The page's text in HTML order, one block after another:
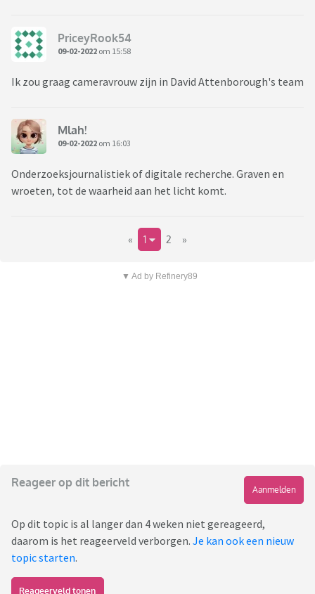
PriceyRook54
09-02-2022 om 15:58
Ik zou graag cameravrouw zijn in David Attenborough's team
Mlah!
09-02-2022 om 16:03
Onderzoeksjournalistiek of digitale recherche. Graven en
wroeten, tot de waarheid aan het licht komt.
« 1 2 »
▼ Ad by Refinery89
Reageer op dit bericht
Aanmelden
Op dit topic is al langer dan 4 weken niet gereageerd,
daarom is het reageerveld verborgen. Je kan ook een nieuw
topic starten.
Reageerveld tonen